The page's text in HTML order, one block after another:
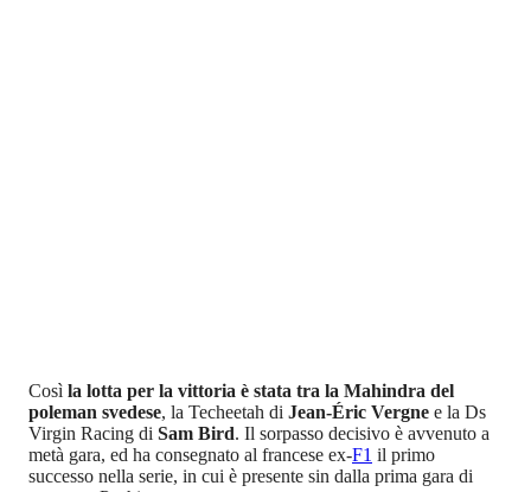
Così la lotta per la vittoria è stata tra la Mahindra del
poleman svedese, la Techeetah di Jean-Éric Vergne e la Ds
Virgin Racing di Sam Bird. Il sorpasso decisivo è avvenuto a
metà gara, ed ha consegnato al francese ex-F1 il primo
successo nella serie, in cui è presente sin dalla prima gara di